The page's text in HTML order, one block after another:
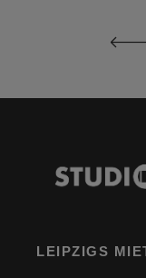
LEIPZIGS